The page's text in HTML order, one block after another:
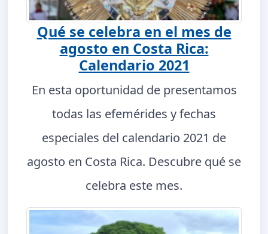
Qué se celebra en el mes de
agosto en Costa Rica:
Calendario 2021
En esta oportunidad de presentamos
todas las efemérides y fechas
especiales del calendario 2021 de
agosto en Costa Rica. Descubre qué se
celebra este mes.